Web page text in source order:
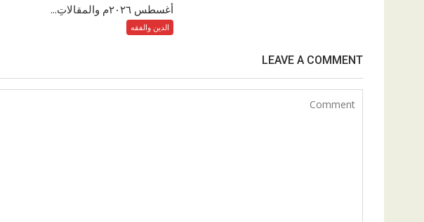
أغسطس ٢٠٢٦م والمقالاتِ...
الدين والفقه
LEAVE A COMMENT